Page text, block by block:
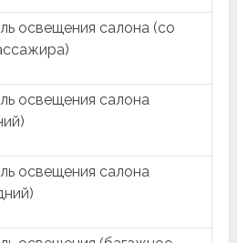
освещения салона (со
освещения салона
освещения салона